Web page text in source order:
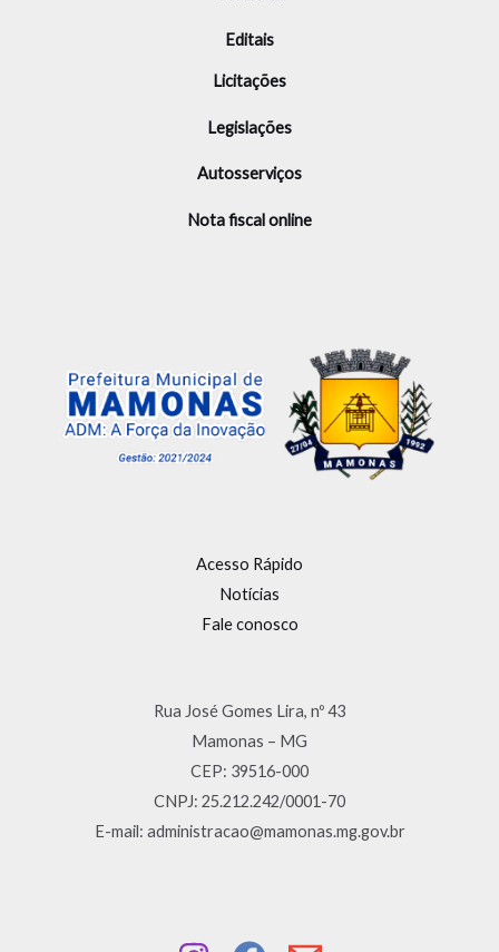
Editais
Licitações
Legislações
Autosserviços
Nota fiscal online
Acesso Rápido
Notícias
Fale conosco
Rua José Gomes Lira, nº 43
Mamonas – MG
CEP: 39516-000
CNPJ: 25.212.242/0001-70
E-mail: administracao@mamonas.mg.gov.br